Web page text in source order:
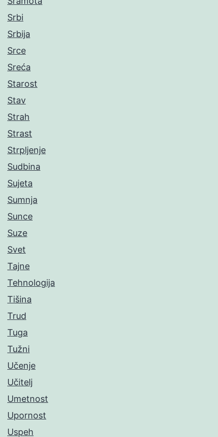
Srbi
Srbija
Srce
Sreća
Starost
Stav
Strah
Strast
Strpljenje
Sudbina
Sujeta
Sumnja
Sunce
Suze
Svet
Tajne
Tehnologija
Tišina
Trud
Tuga
Tužni
Učenje
Učitelj
Umetnost
Upornost
Uspeh